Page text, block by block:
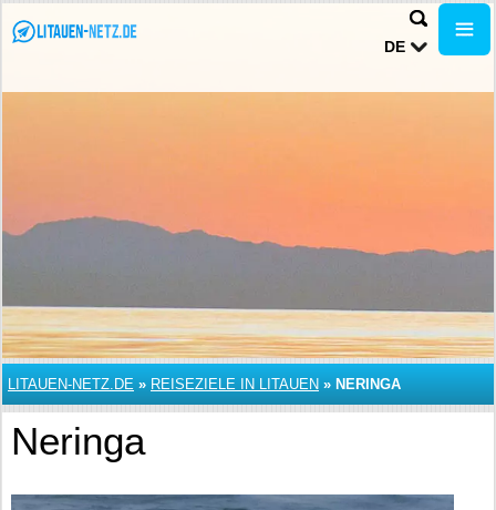
DE
LITAUEN-NETZ.DE » REISEZIELE IN LITAUEN » NERINGA
Neringa